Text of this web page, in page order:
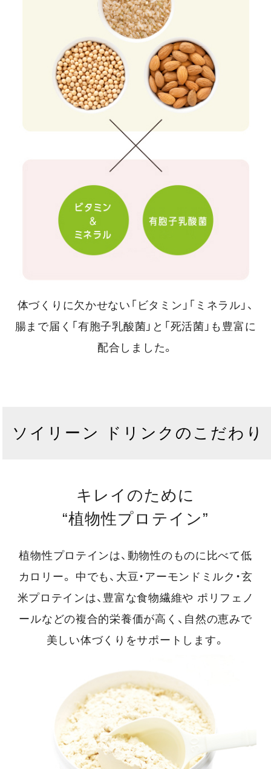
体づくりに欠かせない「ビタミン」「ミネラル」、
腸まで届く「有胞子乳酸菌」と「死活菌」も豊富に
配合しました。
ソイリーン ドリンクのこだわり
キレイのために
“植物性プロテイン”
植物性プロテインは、動物性のものに比べて低
カロリー。
中でも、大豆・アーモンドミルク・玄
米プロテインは、豊富な食物繊維や ポリフェノ
ールなどの複合的栄養価が高く、自然の恵みで
美しい体づくりをサポートします。